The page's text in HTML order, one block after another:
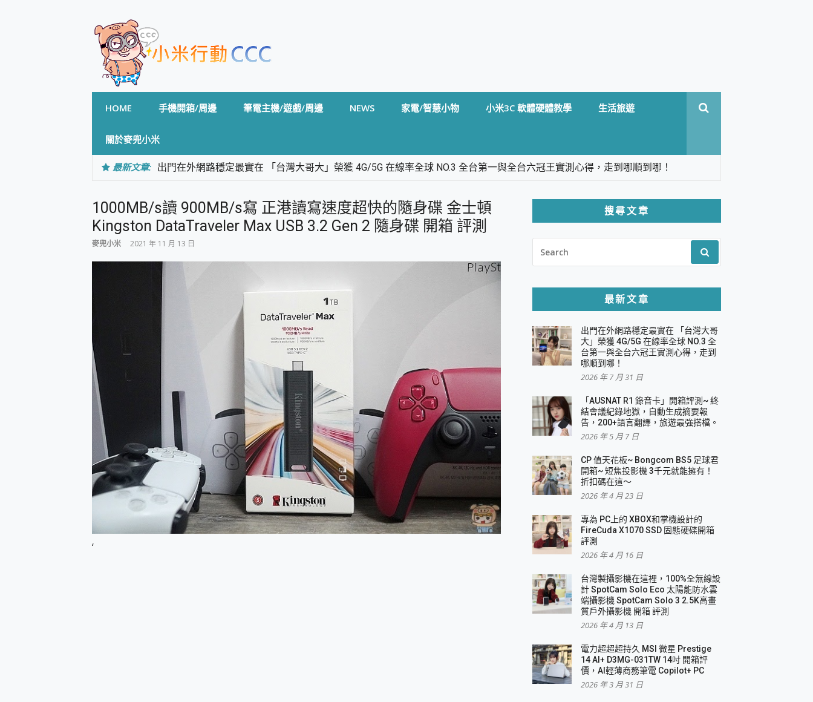
HOME 手機開箱/周邊 筆電主機/遊戲/周邊 NEWS 家電/智慧小物 小米3C 軟體硬體教學 生活旅遊
關於麥兜小米
最新文章: 出門在外網路穩定最實在 「台灣大哥大」榮獲 4G/5G 在線率全球 NO.3 全台第一與全台六冠王實測心得，走到哪順到哪！
專為 PC上的 XBOX和掌機設計的 FireCuda X1070 SSD 固態硬碟開箱 評測
台灣製攝影機在這裡，100%全無線設計 SpotCam Solo Eco 太陽能防水雲端攝影機 SpotCam Solo 3 2.5K高畫質戶外攝影機 開箱 評
測
電力超超超持久 MSI 微星 Prestige 14 AI+ D3MG-031TW 14吋 開箱評價，AI輕薄商務筆電 Copilot+ PC
超懂拍、耐用 AI 街拍機~ realme 16 Pro 開箱評價~ 2 億畫素 LumaColor 影像、持久續航與 IP69K 高防護
防窺黑科技 Galaxy S26 Ultra系列保護貼怎麼選？imos AR 低反光玻璃、藍寶石鏡頭貼與軍規防摔殼完整開箱評價
AI 支付 一錶搞定大小事 Xiaomi Watch 5 開箱 評測
超驚艷 讓人一眼就愛上 LENOVO 聯想 Yoga Book 9 14吋 AI輕薄筆電 開箱 評測
美到讓人超想擁有 moto pad 60 系列 與 Moto | Swarovski razr 60 冰藍限定版本 開箱 評測
好用的 EaseUS Partition Master 讓您輕鬆的移除與格式化有防寫保護的隨身碟或SD卡
一鍵修復模糊影片、舊照的 AI 好幫手! VideoProc Converter AI 新版全解析 × 年末優惠，一篇全看懂
小朋友才做選擇 投影機 RGB藍牙音響 氛圍情境燈 我通通都要！ Starfish 2 幻彩膠囊投影機｜結合「 智慧投影 & 煥彩流動 」的沈浸
式生活新體驗
外型超吸晴~ 給您絕佳操控體驗 GravaStar Mercury K1 系列 異星機械鍵盤與 Mercury X 系列 輕量無線電競滑鼠 開箱 評測
開箱~變身「蜘蛛人」椅子軍師！MSI MPG 491CQP QD-OLED 超寬曲面電競螢幕，多工辦公、爽度滿滿的終極桌面體驗
iPhone 17 系列 有認證的防護來囉！ imos 首家導入 UL MCV 行銷宣告驗證的手機配件品牌
DJI Osmo Pocket 3 爽爽帶回家 歡慶 EaseUS 21 週年到來，「Slogan 海報徵稿活動」好康大放送
小巧好吸不擋鏡頭 有Qi2認證的 ONPRO MagReact MXs2 5000mAh薄型磁吸無線急速行動電源 開箱 評測
會走動的冷暖氣 SONY REON POCKET PRO 穿戴式智慧冷暖調溫裝置 開箱 評測
寶可夢飛人外掛iToolab AnyGo全新升級，GO Fest 五折優惠嗨翻天！支援 iOS/Android！
百倍變焦實測~ vivo X200 Pro 與 S25 Ultra 誰能滿足全場景拍攝需求？
超好用的 PLAUD NotePin AI 智慧錄音膠囊~ 您的AI 秘書已上線 每月免費送你 300分鐘轉寫
COMPUTEX 2025 來囉！AGI亞奇雷 AI・Gaming・創作儲存方案登場，趕快來AGI亞奇雷挑戰任務抽 PS5！
自帶線的 有線無線都能充 ONPRO MagReact M5 10000mAh 5合1 磁吸無線急速行動電源 開箱 評測
飛利浦 JS7310 ⚡【電急便｜行動儲能救車電源】 可靠的旅行夥伴！帶給您優異的安全性與強大供電效能
是螢幕也是電視! 一機超多用途「MSI微星 Modern MD272UPSW 27型」 4K IPS 輕薄商用智慧聯網螢幕 開箱 評測
iPhone、Apple Watch、AirPods耳機 三個設備充電一起搞定 ONPRO MagReact™ M3 3 in 1可攜摺疊無線充電器 開箱 評測
動靜皆宜「HUAWEI FreeArc」開放式耳掛耳機，無感配戴! 超穩超服貼，音質、通話也很優質
EaseUS Vocal Remover 免費線上去聲器一鍵去除人聲 人聲 音樂分離 2024 消除人聲推薦
3 個超值 MHN 飛人工具分享~~ iToolab AnyGo 魔物獵人 Now飛人 ios教學 不出門也可以到處走
1000MB/s讀 900MB/s寫 正港讀寫速度超快的隨身碟 金士頓
Kingston DataTraveler Max USB 3.2 Gen 2 隨身碟 開箱 評測
麥兜小米 2021 年 11 月 13 日
‘
搜尋文章
FOR:
最新文章
出門在外網路穩定最實在 「台灣大哥
大」榮獲 4G/5G 在線率全球 NO.3 全
台第一與全台六冠王實測心得，走到
哪順到哪！
2026 年 7 月 31 日
「AUSNAT R1 錄音卡」開箱評測~ 終
結會議紀錄地獄，自動生成摘要報
告，200+語言翻譯，旅遊最強搭檔。
2026 年 5 月 7 日
CP 值天花板~ Bongcom BS5 足球君
開箱~ 短焦投影機 3千元就能擁有！
折扣碼在這～
2026 年 4 月 23 日
專為 PC上的 XBOX和掌機設計的
FireCuda X1070 SSD 固態硬碟開箱
評測
2026 年 4 月 16 日
台灣製攝影機在這裡，100%全無線設
計 SpotCam Solo Eco 太陽能防水雲
端攝影機 SpotCam Solo 3 2.5K高畫
質戶外攝影機 開箱 評測
2026 年 4 月 13 日
電力超超超持久 MSI 微星 Prestige
14 AI+ D3MG-031TW 14吋 開箱評
價，AI輕薄商務筆電 Copilot+ PC
2026 年 3 月 31 日